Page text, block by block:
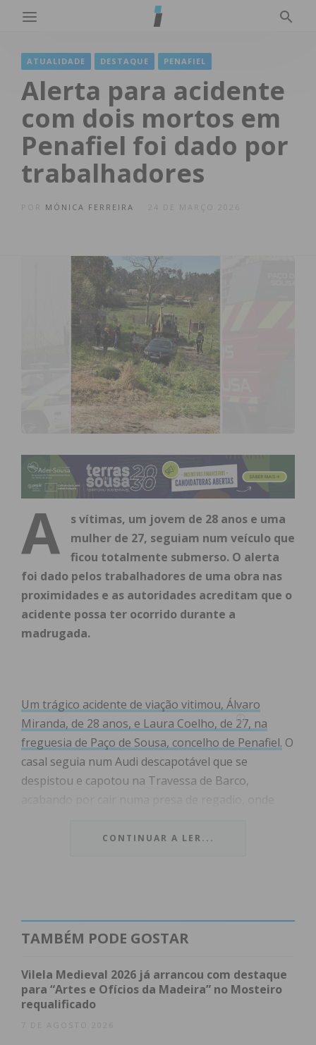
ATUALIDADE DESTAQUE PENAFIEL
Alerta para acidente
com dois mortos em
Penafiel foi dado por
trabalhadores
MÓNICA FERREIRA 24 DE MARÇO 2026
A
s vítimas, um jovem de 28 anos e uma
mulher de 27, seguiam num veículo que
ficou totalmente submerso. O alerta
foi dado pelos trabalhadores de uma obra nas
proximidades e as autoridades acreditam que o
acidente possa ter ocorrido durante a
madrugada.
Um trágico acidente de viação vitimou, Álvaro
Miranda, de 28 anos, e Laura Coelho, de 27, na
freguesia de Paço de Sousa, concelho de Penafiel. O
casal seguia num Audi descapotável que se
despistou e capotou na Travessa de Barco,
por volta das 9 horas da manhã, quando
proximidades chegaram ao local e avistaram a
viatura dentro de água.
Ao que o Jornal IMEDIATO apurou, o proprietário
CONTINUAR A LER...
TAMBÉM PODE GOSTAR
Vilela Medieval 2026 já arrancou com destaque
para “Artes e Ofícios da Madeira” no Mosteiro
requalificado
7 DE AGOSTO 2026